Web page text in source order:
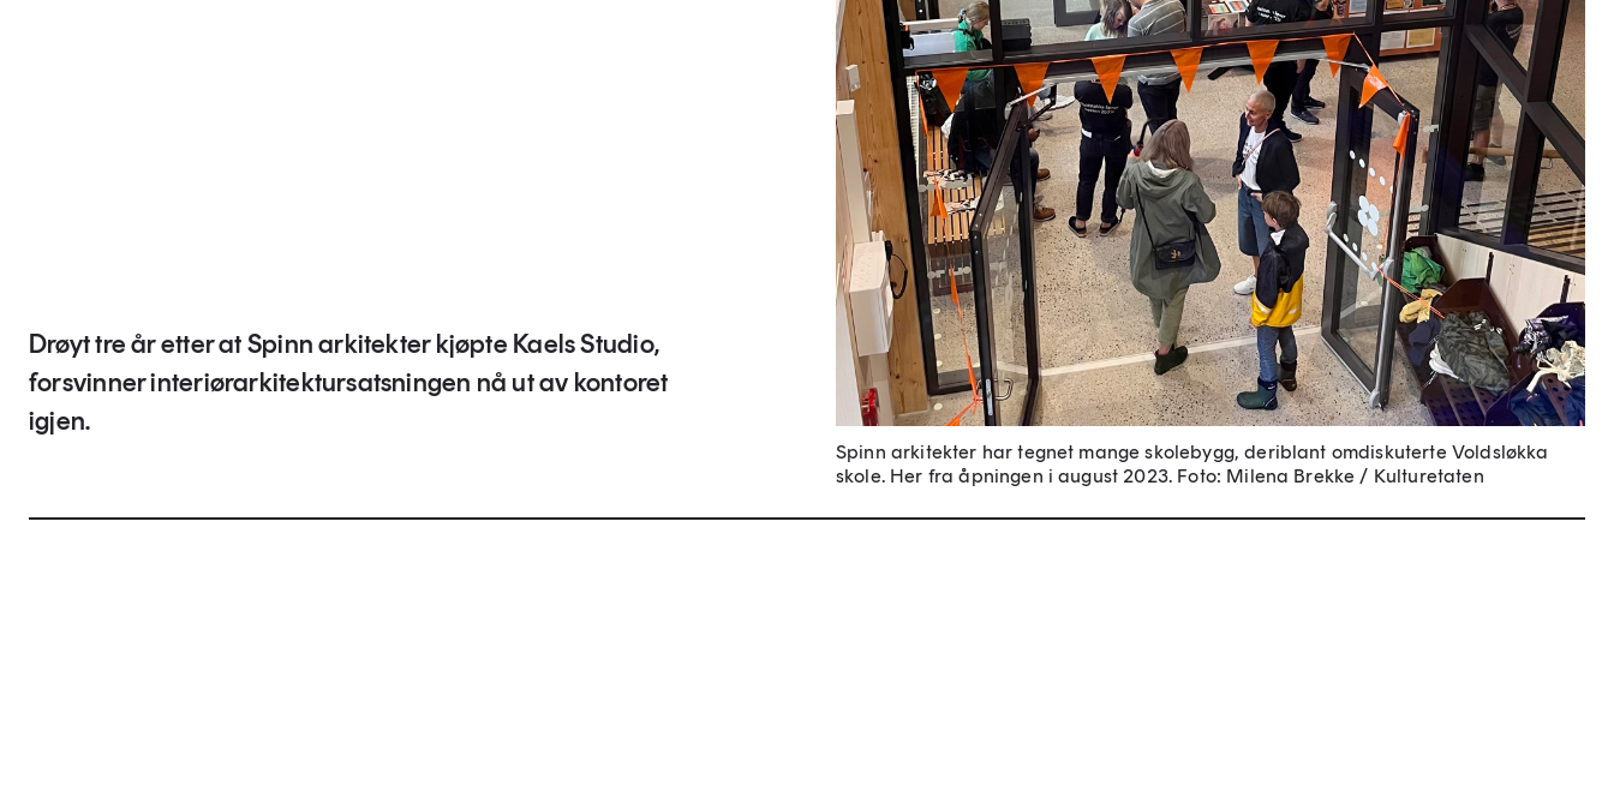
Drøyt tre år etter at Spinn arkitekter kjøpte Kaels Studio,
forsvinner interiørarkitektursatsningen nå ut av kontoret
igjen.
Spinn arkitekter har tegnet mange skolebygg, deriblant omdiskuterte Voldsløkka
skole. Her fra åpningen i august 2023. Foto: Milena Brekke / Kulturetaten